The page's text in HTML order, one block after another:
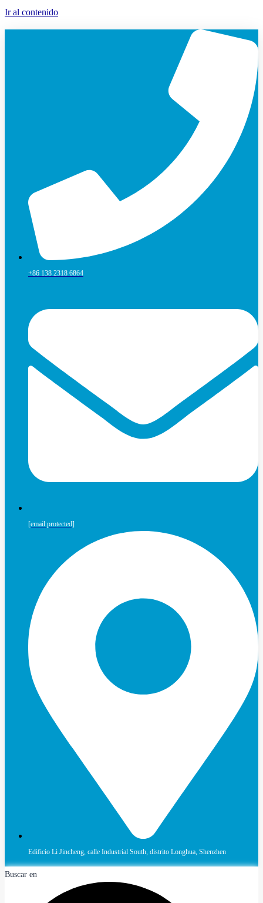
Ir al contenido
+86 138 2318 6864
[email protected]
Edificio Li Jincheng, calle Industrial South, distrito Longhua, Shenzhen
Buscar en